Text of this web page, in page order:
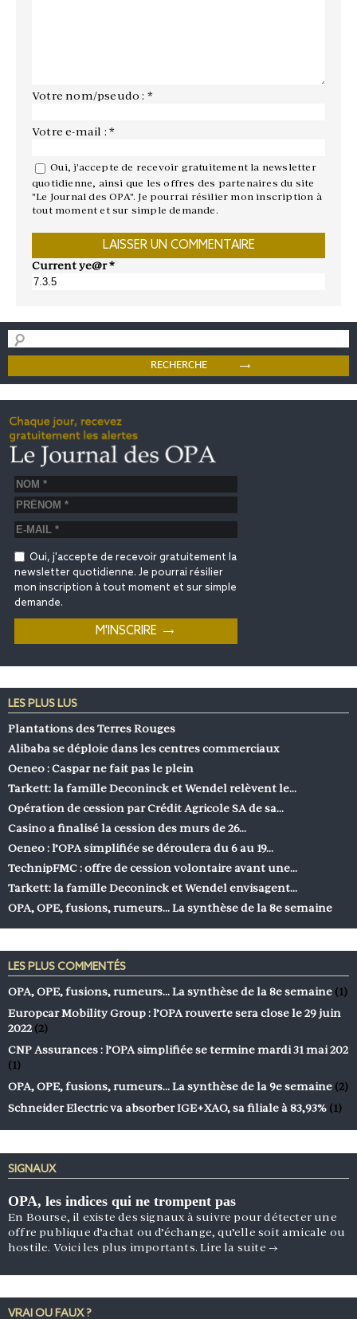
Votre nom/pseudo : *
Votre e-mail : *
Oui, j'accepte de recevoir gratuitement la newsletter
quotidienne, ainsi que les offres des partenaires du site
"Le Journal des OPA". Je pourrai résilier mon inscription à
tout moment et sur simple demande.
Current ye@r*
Oui, j'accepte de recevoir gratuitement la
newsletter quotidienne. Je pourrai résilier
mon inscription à tout moment et sur simple
demande.
LES PLUS LUS
Plantations des Terres Rouges
Alibaba se déploie dans les centres commerciaux
Oeneo : Caspar ne fait pas le plein
Tarkett: la famille Deconinck et Wendel relèvent le…
Opération de cession par Crédit Agricole SA de sa…
Casino a finalisé la cession des murs de 26…
Oeneo : l’OPA simplifiée se déroulera du 6 au 19…
TechnipFMC : offre de cession volontaire avant une…
Tarkett: la famille Deconinck et Wendel envisagent…
OPA, OPE, fusions, rumeurs… La synthèse de la 8e semaine
LES PLUS COMMENTÉS
OPA, OPE, fusions, rumeurs… La synthèse de la 8e semaine (1)
Europcar Mobility Group : l’OPA rouverte sera close le 29 juin
2022 (2)
CNP Assurances : l’OPA simplifiée se termine mardi 31 mai 202
(1)
OPA, OPE, fusions, rumeurs… La synthèse de la 9e semaine (2)
Schneider Electric va absorber IGE+XAO, sa filiale à 83,93% (1)
SIGNAUX
OPA, les indices qui ne trompent pas
En Bourse, il existe des signaux à suivre pour détecter une
offre publique d’achat ou d’échange, qu’elle soit amicale ou
hostile. Voici les plus importants.Lire la suite →
VRAI OU FAUX ?